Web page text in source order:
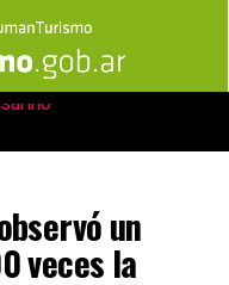
un
veces la